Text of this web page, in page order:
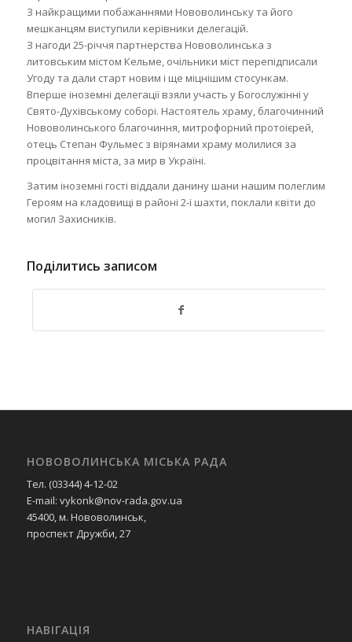
З найкращими побажаннями Нововолинську та його
мешканцям виступили керівники делегацій.
З нагоди 25-річчя партнерства Нововолинська з
литовським містом Кельме, очільники міст перепідписали
Угоду та дали старт новим і ще міцнішим стосункам.
Вперше іноземні делегації взяли участь у Богослужінні у
Свято-Духівському соборі. Настоятель храму, благочинний
Нововолинського благочиння, митрофорний протоієрей,
отець Степан Фульмес з вірянами храму молилися за
процвітання міста, за мир в Україні.
Затим іноземні гості віддали данину шани нашим полеглим
Героям на кладовищі в районі 2-ї шахти, поклали квіти до
могил Захисників.
Поділитись записом
НОВОВОЛИНСЬКА МІСЬКА РАДА
Тел. (03344) 4-12-02
E-mail: vykonk@nov-rada.gov.ua
45400, м. Нововолинськ,
проспект Дружби, 27
НАВІГАЦІЯ